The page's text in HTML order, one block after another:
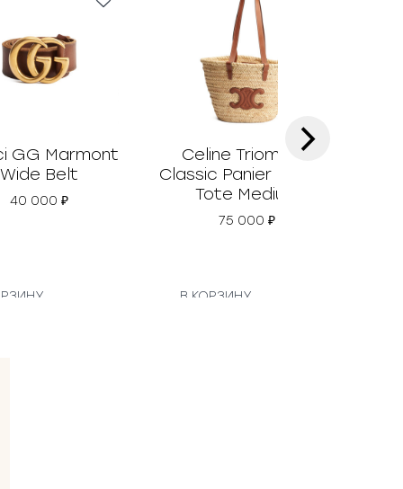
GG Marmont
Wide Belt
40 000₽
Celine Triomphe
Classic Panier Basket
Tote Medium
75 000₽
В КОРЗИНУ
›